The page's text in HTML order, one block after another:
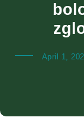
April 1,